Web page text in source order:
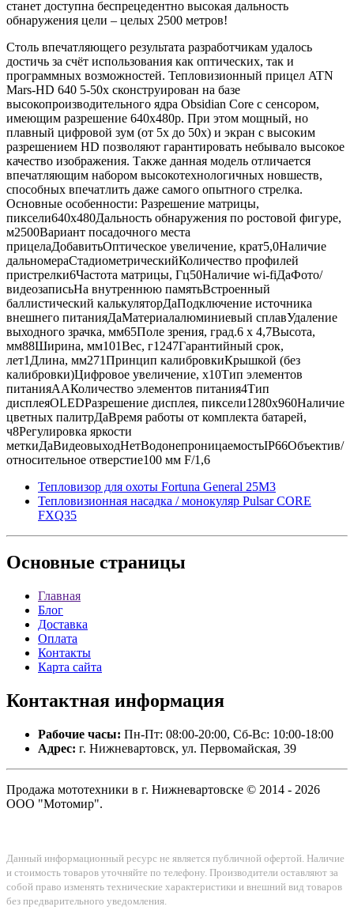
станет доступна беспрецедентно высокая дальность
обнаружения цели – целых 2500 метров!
Столь впечатляющего результата разработчикам удалось
достичь за счёт использования как оптических, так и
программных возможностей. Тепловизионный прицел ATN
Mars-HD 640 5-50x сконструирован на базе
высокопроизводительного ядра Obsidian Core с сенсором,
имеющим разрешение 640х480р. При этом мощный, но
плавный цифровой зум (от 5х до 50х) и экран с высоким
разрешением HD позволяют гарантировать небывало высокое
качество изображения. Также данная модель отличается
впечатляющим набором высокотехнологичных новшеств,
способных впечатлить даже самого опытного стрелка.
Основные особенности: Разрешение матрицы,
пиксели640x480Дальность обнаружения по ростовой фигуре,
м2500Вариант посадочного места
прицелаДобавитьОптическое увеличение, крат5,0Наличие
дальномераСтадиометрическийКоличество профилей
пристрелки6Частота матрицы, Гц50Наличие wi-fiДаФото/
видеозаписьНа внутреннюю памятьВстроенный
баллистический калькуляторДаПодключение источника
внешнего питанияДаМатериалалюминиевый сплавУдаление
выходного зрачка, мм65Поле зрения, град.6 x 4,7Высота,
мм88Ширина, мм101Вес, г1247Гарантийный срок,
лет1Длина, мм271Принцип калибровкиКрышкой (без
калибровки)Цифровое увеличение, х10Тип элементов
питанияAAКоличество элементов питания4Тип
дисплеяOLEDРазрешение дисплея, пиксели1280x960Наличие
цветных палитрДаВремя работы от комплекта батарей,
ч8Регулировка яркости
меткиДаВидеовыходНетВодонепроницаемостьIP66Объектив/
относительное отверстие100 мм F/1,6
Тепловизор для охоты Fortuna General 25M3
Тепловизионная насадка / монокуляр Pulsar CORE
FXQ35
Основные страницы
Главная
Блог
Доставка
Оплата
Контакты
Карта сайта
Контактная информация
Рабочие часы: Пн-Пт: 08:00-20:00, Сб-Вс: 10:00-18:00
Адрес: г. Нижневартовск, ул. Первомайская, 39
Продажа мототехники в г. Нижневартовске © 2014 - 2026
ООО "Мотомир".
Данный информационный ресурс не является публичной офертой. Наличие
и стоимость товаров уточняйте по телефону. Производители оставляют за
собой право изменять технические характеристики и внешний вид товаров
без предварительного уведомления.